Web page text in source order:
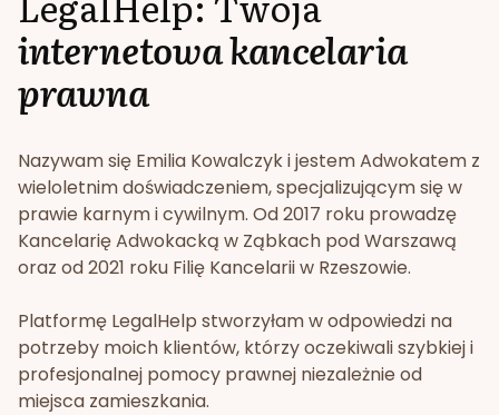
internetowa kancelaria
prawna
Nazywam się Emilia Kowalczyk i jestem Adwokatem z
wieloletnim doświadczeniem, specjalizującym się w
prawie karnym i cywilnym. Od 2017 roku prowadzę
Kancelarię Adwokacką w Ząbkach pod Warszawą
oraz od 2021 roku Filię Kancelarii w Rzeszowie.
Platformę LegalHelp stworzyłam w odpowiedzi na
potrzeby moich klientów, którzy oczekiwali szybkiej i
profesjonalnej pomocy prawnej niezależnie od
miejsca zamieszkania.